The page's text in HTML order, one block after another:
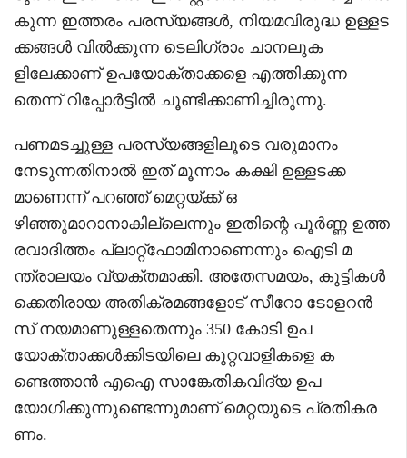
കുന്ന ഇത്തരം പരസ്യങ്ങൾ, നിയമവിരുദ്ധ ഉള്ളട
ക്കങ്ങൾ വിൽക്കുന്ന ടെലിഗ്രാം ചാനലുക
ളിലേക്കാണ് ഉപയോക്താക്കളെ എത്തിക്കുന്ന
തെന്ന് റിപ്പോർട്ടിൽ ചൂണ്ടിക്കാണിച്ചിരുന്നു.
പണമടച്ചുള്ള പരസ്യങ്ങളിലൂടെ വരുമാനം
നേടുന്നതിനാൽ ഇത് മൂന്നാം കക്ഷി ഉള്ളടക്ക
മാണെന്ന് പറഞ്ഞ് മെറ്റയ്ക്ക് ഒ
ഴിഞ്ഞുമാറാനാകില്ലെന്നും ഇതിന്റെ പൂർണ്ണ ഉത്ത
രവാദിത്തം പ്ലാറ്റ്‌ഫോമിനാണെന്നും ഐടി മ
ന്ത്രാലയം വ്യക്തമാക്കി. അതേസമയം, കുട്ടികൾ
ക്കെതിരായ അതിക്രമങ്ങളോട് സീറോ ടോളറൻ
സ് നയമാണുള്ളതെന്നും 350 കോടി ഉപ
യോക്താക്കൾക്കിടയിലെ കുറ്റവാളികളെ ക
ണ്ടെത്താൻ എഐ സാങ്കേതികവിദ്യ ഉപ
യോഗിക്കുന്നുണ്ടെന്നുമാണ് മെറ്റയുടെ പ്രതികര
ണം.